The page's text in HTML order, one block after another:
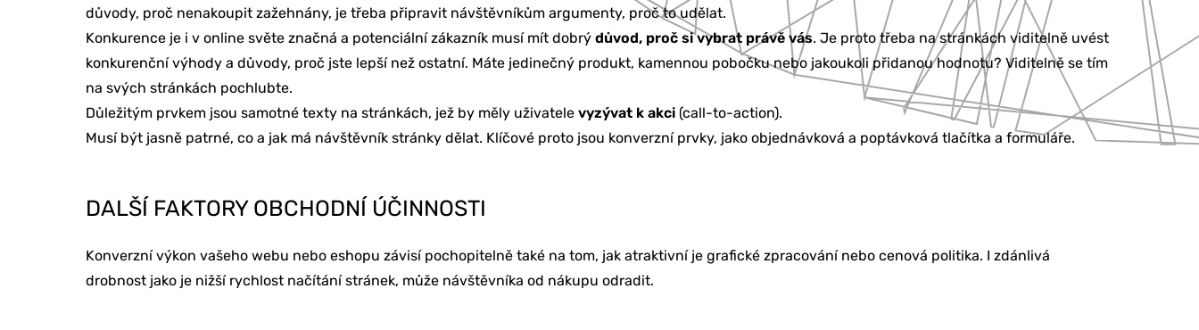
ONLINE MARKETING
TVORBA WEBU
důvody, proč nenakoupit zažehnány, je třeba připravit návštěvníkům argumenty, proč to udělat.
Konkurence je i v online světe značná a potenciální zákazník musí mít dobrý důvod, proč si vybrat právě vás. Je proto třeba na stránkách viditelně uvést
konkurenční výhody a důvody, proč jste lepší než ostatní. Máte jedinečný produkt, kamennou pobočku nebo jakoukoli přidanou hodnotu? Viditelně se tím
na svých stránkách pochlubte.
Důležitým prvkem jsou samotné texty na stránkách, jež by měly uživatele vyzývat k akci (call-to-action).
Musí být jasně patrné, co a jak má návštěvník stránky dělat. Klíčové proto jsou konverzní prvky, jako objednávková a poptávková tlačítka a formuláře.
DALŠÍ FAKTORY OBCHODNÍ ÚČINNOSTI
Konverzní výkon vašeho webu nebo eshopu závisí pochopitelně také na tom, jak atraktivní je grafické zpracování nebo cenová politika. I zdánlivá
drobnost jako je nižší rychlost načítání stránek, může návštěvníka od nákupu odradit.